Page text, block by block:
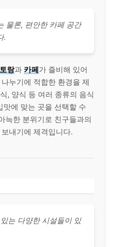
물론, 편안한 카페 공간
.
랑과 카페가 즐비해 있어
누기에 적합한 환경을 제
, 양식 등 여러 종류의 음식
맛에 맞는 곳을 선택할 수
늑한 분위기로 친구들과의
내기에 제격입니다.
는 다양한 시설들이 있